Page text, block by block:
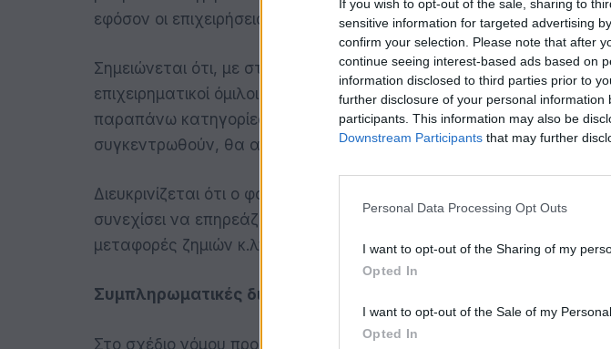
If you wish to opt-out of the sale, sharing to
sensitive information for targeted advertising
confirm your selection. Please note that after
continue seeing interest-based ads based on
information disclosed to third parties prior to
further disclosure of your personal information
participants. This information may also be
Downstream Participants that may further
Personal Data Processing Opt Outs
I want to opt-out of the Sharing of my
Opted In
I want to opt-out of the Sale of my Personal
Opted In
εφόσον οι επιχειρήσεις αυτές κατέβαλαν σε φόρους ποσοστό
Σημειώνεται ότι, με στοιχεία του 2022, στην Ελλάδα υπάρχουν 19
επιχειρηματικοί όμιλοι και 900-950 θυγατρικές ξένων ομίλων, που
παραπάνω κατηγορίες. Εκτιμάται ότι τα επιπλέον φορολογικά
συγκεντρωθούν, θα ανέρχονται σε έως 80 εκατ. ευρώ.
Διευκρινίζεται ότι ο φορολογικός συντελεστής για τις εταιρείες
συνεχίσει να επηρεάζεται από μια σειρά άλλων παραμέτρων
μεταφορές ζημιών κ.λπ.), που οδηγούν στην αυξομείωσή του.
Συμπληρωματικές διατάξεις
Στο σχέδιο νόμου προβλέπεται διάταξη ώστε ο Υπουργός Εθνικής